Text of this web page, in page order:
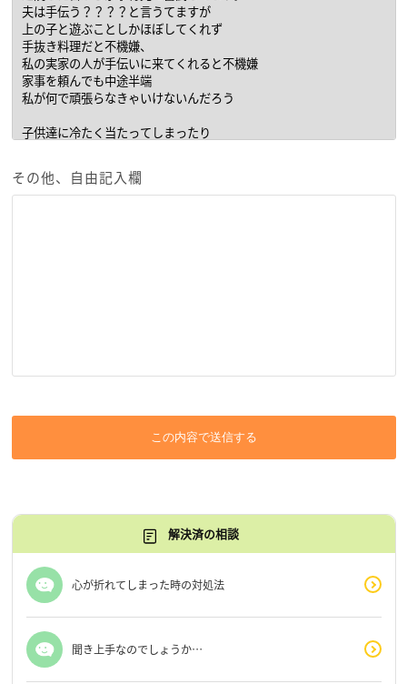
その他、自由記入欄
この内容で送信する
解決済の相談
心が折れてしまった時の対処法
聞き上手なのでしょうか…